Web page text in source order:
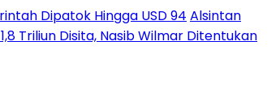
Dipatok Hingga USD 94 Alsintan
Triliun Disita, Nasib Wilmar Ditentukan